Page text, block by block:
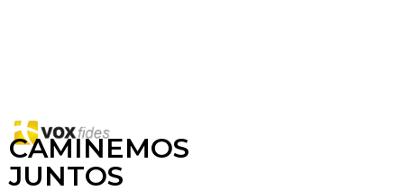
CAMINEMOS
JUNTOS